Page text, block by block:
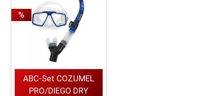
Schnorchel
mit ...
%
ABC-Set COZUMEL
PRO/DIEGO DRY